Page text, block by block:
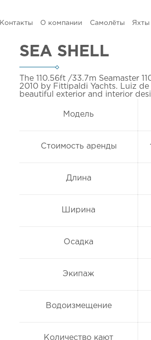
Контакты О компании Самолёты Яхты
SEA SHELL
The 110.56ft /33.7m Seamaster
2010 by Fittipaldi Yachts. Luiz
beautiful exterior and interior
Модель
Стоимость аренды
Длина
Ширина
Осадка
Экипаж
Водоизмещение
Количество кают